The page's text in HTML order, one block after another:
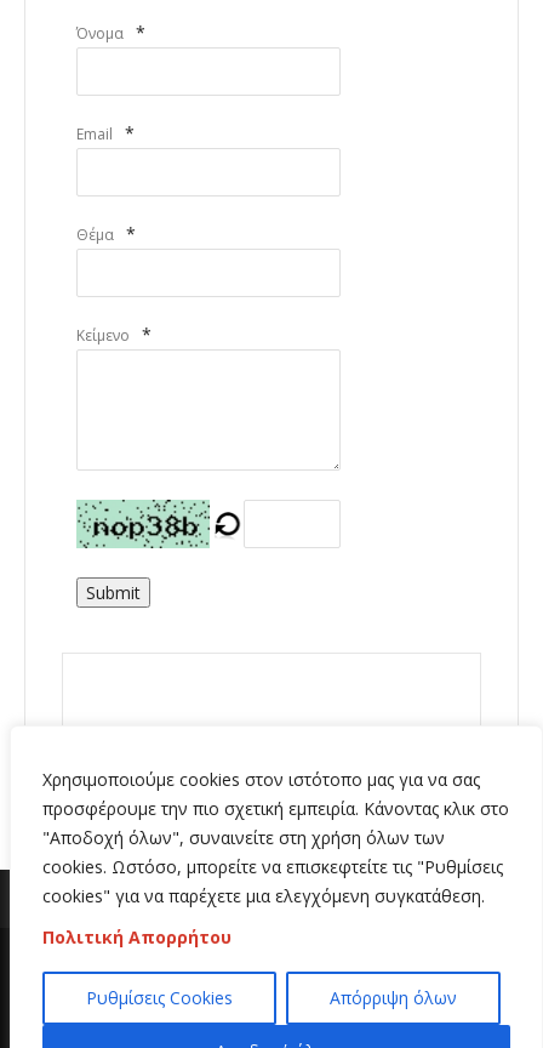
Χρησιμοποιούμε cookies στον ιστότοπο μας για να σας
προσφέρουμε την πιο σχετική εμπειρία. Κάνοντας κλικ στο
"Αποδοχή όλων", συναινείτε στη χρήση όλων των
cookies. Ωστόσο, μπορείτε να επισκεφτείτε τις "Ρυθμίσεις
cookies" για να παρέχετε μια ελεγχόμενη συγκατάθεση.
Πολιτική Απορρήτου
Ρυθμίσεις Cookies Απόρριψη όλων
Όνομα *
Email *
Θέμα *
Κείμενο *
Submit
Copyright 2020 | All Rights Reserved | Κατασκευή
ιστοσελίδων
Hi Web